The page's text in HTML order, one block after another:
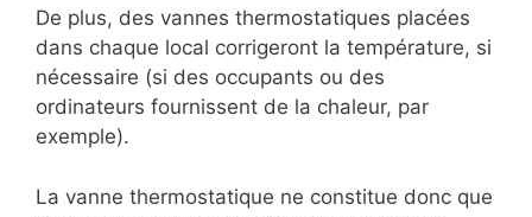
De plus, des vannes thermostatiques placées
dans chaque local corrigeront la température, si
nécessaire (si des occupants ou des
ordinateurs fournissent de la chaleur, par
exemple).
La vanne thermostatique ne constitue donc que